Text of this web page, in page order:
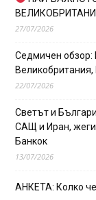
27/07/2026
Седмичен обзор:
Великобритания,
22/07/2026
Светът и
САЩ и Иран, жеги
Банкок
13/07/2026
АНКЕТА: Колко